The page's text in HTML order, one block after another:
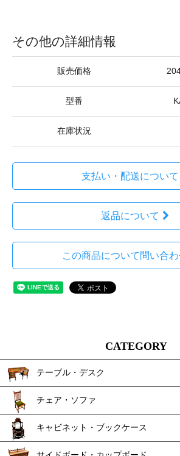
その他の詳細情報
販売価格
型番
在庫状況
支払い・配送について
返品について
この商品について問い合わ
CATEGORY
テーブル・デスク
チェア・ソファ
キャビネット・ブックケース